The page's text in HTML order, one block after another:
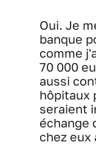
Oui. Je
banque
comme
70 000
aussi
hôpitaux
seraient
échange
chez eux